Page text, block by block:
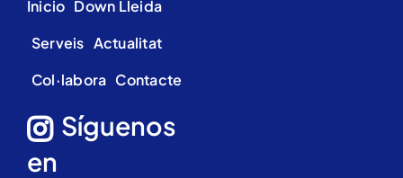
Inicio Down Lleida
Serveis Actualitat
Col·labora Contacte
Síguenos
en